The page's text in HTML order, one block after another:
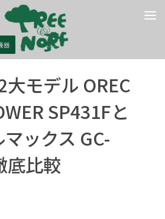
器
モデル OREC
SP431Fと
ックス GC-
底比較